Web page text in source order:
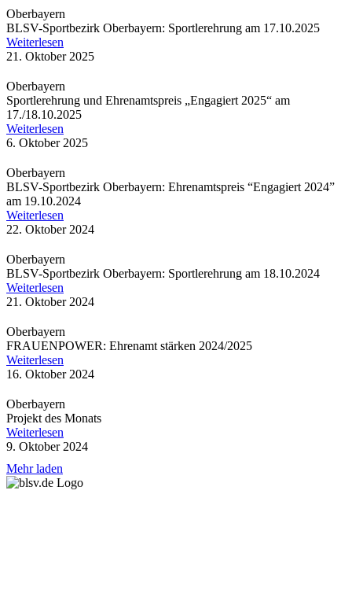
Oberbayern
BLSV-Sport­be­zirk Ober­bay­ern: Sport­ler­eh­rung am 17.10.2025
Weiterlesen
21. Oktober 2025
Oberbayern
Sport­ler­eh­rung und Ehren­amts­preis „Enga­giert 2025“ am
17./18.10.2025
Weiterlesen
6. Oktober 2025
Oberbayern
BLSV-Sport­be­zirk Ober­bay­ern: Ehren­amts­preis “Enga­giert 2024”
am 19.10.2024
Weiterlesen
22. Oktober 2024
Oberbayern
BLSV-Sport­be­zirk Ober­bay­ern: Sport­ler­eh­rung am 18.10.2024
Weiterlesen
21. Oktober 2024
Oberbayern
FRAU­EN­POWER: Ehren­amt stär­ken 2024/2025
Weiterlesen
16. Oktober 2024
Oberbayern
Projekt des Monats
Weiterlesen
9. Oktober 2024
Mehr laden